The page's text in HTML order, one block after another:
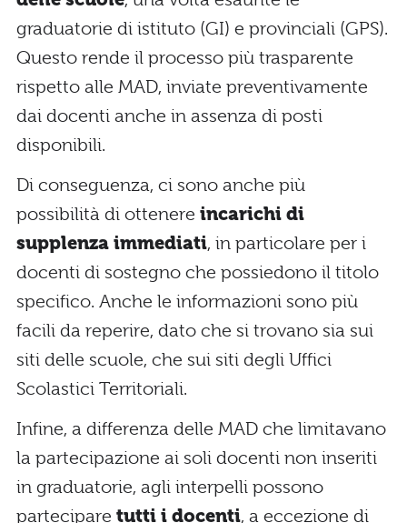
graduatorie di istituto (GI) e provinciali (GPS).
Questo rende il processo più trasparente
rispetto alle MAD, inviate preventivamente
dai docenti anche in assenza di posti
disponibili.
Di conseguenza, ci sono anche più
possibilità di ottenere incarichi di
supplenza immediati, in particolare per i
docenti di sostegno che possiedono il titolo
specifico. Anche le informazioni sono più
facili da reperire, dato che si trovano sia sui
siti delle scuole, che sui siti degli Uffici
Scolastici Territoriali.
Infine, a differenza delle MAD che limitavano
la partecipazione ai soli docenti non inseriti
in graduatorie, agli interpelli possono
partecipare tutti i docenti, a eccezione di